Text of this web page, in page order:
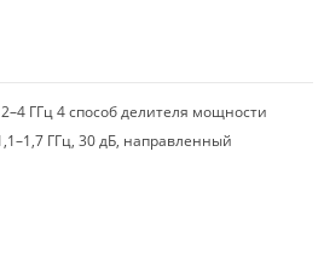
ГГц 4 способ делителя мощности
ГГц, 30 дБ, направленный